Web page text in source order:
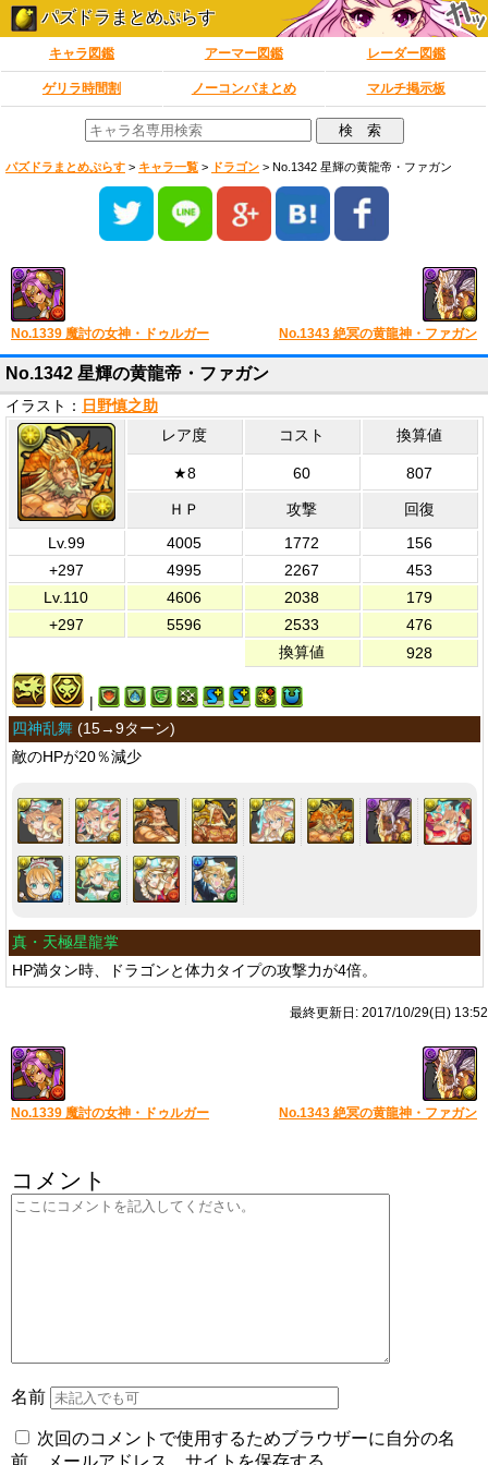
パズドラまとめぷらす
キャラ図鑑 アーマー図鑑 レーダー図鑑
ゲリラ時間割 ノーコンパまとめ マルチ掲示板
パズドラまとめぷらす > キャラ一覧 > ドラゴン > No.1342 星輝の黄龍帝・ファガン
No.1339 魔討の女神・ドゥルガー No.1343 絶冥の黄龍神・ファガン
No.1342 星輝の黄龍帝・ファガン
イラスト： 日野慎之助
レア度 コスト 換算値
★8 60 807
ＨＰ 攻撃
回復
Lv.99
4005 1772
156
+297
4995 2267
453
Lv.110
4606 2038
179
+297
5596 2533
476
換算値
928
|
四神乱舞 (15→9ターン)
敵のHPが20％減少
真・天極星龍掌
HP満タン時、ドラゴンと体力タイプの攻撃力が4倍。
最終更新日: 2017/10/29(日) 13:52
No.1339 魔討の女神・ドゥルガー No.1343 絶冥の黄龍神・ファガン
コメント
名前
次回のコメントで使用するためブラウザーに自分の名
前、メールアドレス、サイトを保存する。